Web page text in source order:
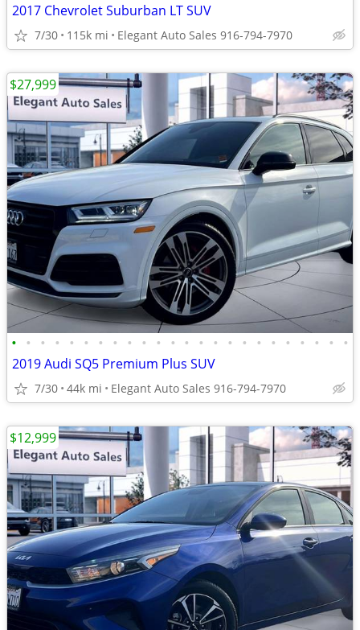
2017 Chevrolet Suburban LT SUV
7/30 115k mi Elegant Auto Sales 916-794-7970
• • • • • • • • • • • • • • • • • • • • • • • •
2019 Audi SQ5 Premium Plus SUV
7/30 44k mi Elegant Auto Sales 916-794-7970
$27,999
$12,999